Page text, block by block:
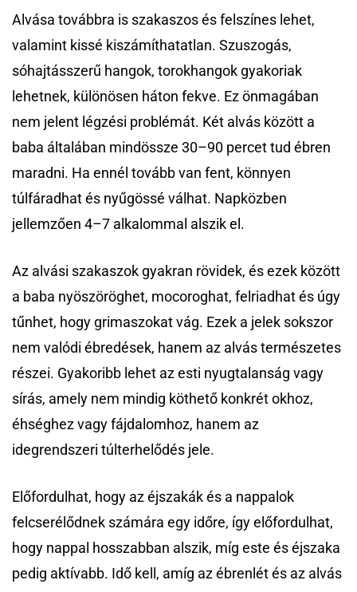
Alvása továbbra is szakaszos és felszínes lehet,
valamint kissé kiszámíthatatlan. Szuszogás,
sóhajtásszerű hangok, torokhangok gyakoriak
lehetnek, különösen háton fekve. Ez önmagában
nem jelent légzési problémát. Két alvás között a
baba általában mindössze 30–90 percet tud ébren
maradni. Ha ennél tovább van fent, könnyen
túlfáradhat és nyűgössé válhat. Napközben
jellemzően 4–7 alkalommal alszik el.
Az alvási szakaszok gyakran rövidek, és ezek között
a baba nyöszöröghet, mocoroghat, felriadhat és úgy
tűnhet, hogy grimaszokat vág. Ezek a jelek sokszor
nem valódi ébredések, hanem az alvás természetes
részei. Gyakoribb lehet az esti nyugtalanság vagy
sírás, amely nem mindig köthető konkrét okhoz,
éhséghez vagy fájdalomhoz, hanem az
idegrendszeri túlterhelődés jele.
Előfordulhat, hogy az éjszakák és a nappalok
felcserélődnek számára egy időre, így előfordulhat,
hogy nappal hosszabban alszik, míg este és éjszaka
pedig aktívabb. Idő kell, amíg az ébrenlét és az alvás